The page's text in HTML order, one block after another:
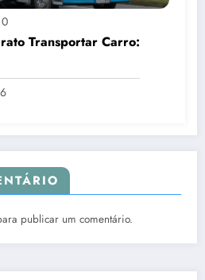
0
Transportar Carro:
publicar um comentário.